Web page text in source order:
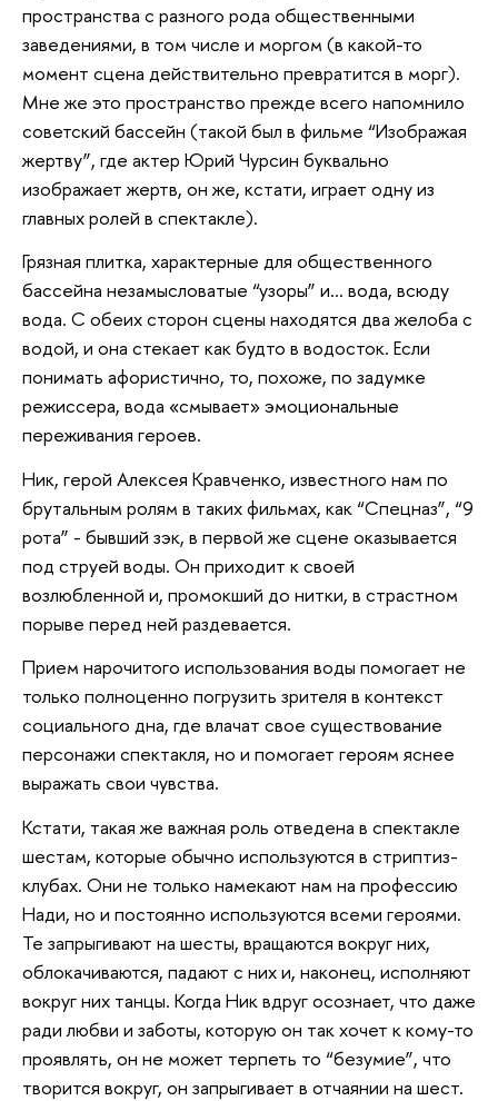
пространства с разного рода общественными
заведениями, в том числе и моргом (в какой-то
момент сцена действительно превратится в морг).
Мне же это пространство прежде всего напомнило
советский бассейн (такой был в фильме “Изображая
жертву”, где актер Юрий Чурсин буквально
изображает жертв, он же, кстати, играет одну из
главных ролей в спектакле).
Грязная плитка, характерные для общественного
бассейна незамысловатые “узоры” и... вода, всюду
вода. С обеих сторон сцены находятся два желоба с
водой, и она стекает как будто в водосток. Если
понимать афористично, то, похоже, по задумке
режиссера, вода «смывает» эмоциональные
переживания героев.
Ник, герой Алексея Кравченко, известного нам по
брутальным ролям в таких фильмах, как “Спецназ”, “9
рота” - бывший зэк, в первой же сцене оказывается
под струей воды. Он приходит к своей
возлюбленной и, промокший до нитки, в страстном
порыве перед ней раздевается.
Прием нарочитого использования воды помогает не
только полноценно погрузить зрителя в контекст
социального дна, где влачат свое существование
персонажи спектакля, но и помогает героям яснее
выражать свои чувства.
Кстати, такая же важная роль отведена в спектакле
шестам, которые обычно используются в стриптиз-
клубах. Они не только намекают нам на профессию
Нади, но и постоянно используются всеми героями.
Те запрыгивают на шесты, вращаются вокруг них,
облокачиваются, падают с них и, наконец, исполняют
вокруг них танцы. Когда Ник вдруг осознает, что даже
ради любви и заботы, которую он так хочет к кому-то
проявлять, он не может терпеть то “безумие”, что
творится вокруг, он запрыгивает в отчаянии на шест.